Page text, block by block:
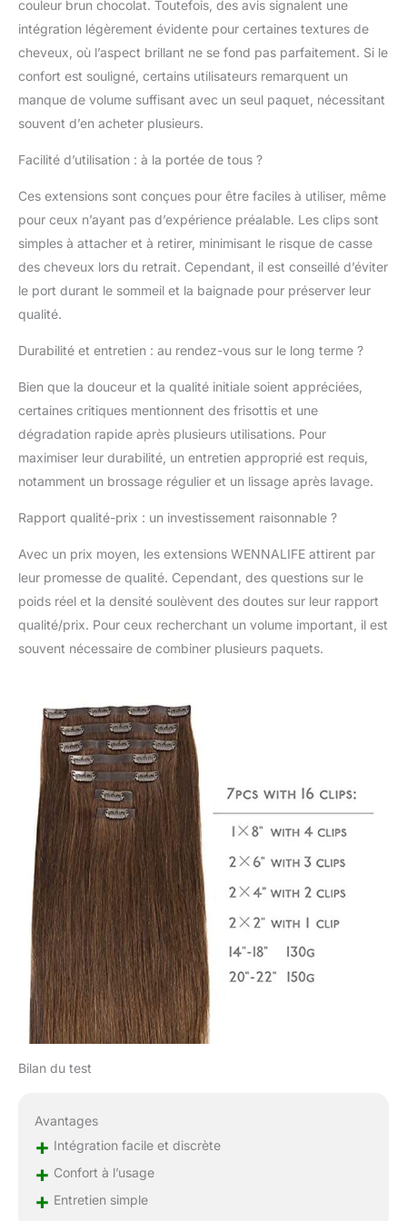
boucler, permanenter
ou colorer votre
extensions à clip sans
couture comme vos
【Pourquoi Extensions
à Clip Sans Couture】
couture sont conçues
en silicone qui se fond
avec vos cheveux
naturels. Elles offrent
une transition fluide et
sans démarcation
visible, ce qui donne un
silicone souple et
cheveux naturel sont
extrêmement
confortables. Elles se
fixent sans causer
d'inconfort ni
d'irritation du cuir
permettant de les
la journée. 【Durabilité
et Facilité
d'Utilisation】Les
extensions à clip sans
couture de
WENNALIFE sont
utiliser. Grâce à leur
construction solide,
elles résistent aux
manipulations
fréquentes et
conservent leur
apparence et leur
qualité d'origine sur le
long terme. De plus,
leur système de clips
discret permet une
mise en place et un
retrait rapides et
simples, vous
permettant de changer
de coiffure en un clin
d'œil. 【Spécifications
d’Extension à Clip Sans
extensions à clip sans
couleur brun chocolat. Toutefois, des avis signalent une
intégration légèrement évidente pour certaines textures de
cheveux, où l’aspect brillant ne se fond pas parfaitement. Si le
confort est souligné, certains utilisateurs remarquent un
manque de volume suffisant avec un seul paquet, nécessitant
souvent d’en acheter plusieurs.
Facilité d’utilisation : à la portée de tous ?
Ces extensions sont conçues pour être faciles à utiliser, même
pour ceux n’ayant pas d’expérience préalable. Les clips sont
simples à attacher et à retirer, minimisant le risque de casse
des cheveux lors du retrait. Cependant, il est conseillé d’éviter
le port durant le sommeil et la baignade pour préserver leur
qualité.
Durabilité et entretien : au rendez-vous sur le long terme ?
Bien que la douceur et la qualité initiale soient appréciées,
certaines critiques mentionnent des frisottis et une
dégradation rapide après plusieurs utilisations. Pour
maximiser leur durabilité, un entretien approprié est requis,
notamment un brossage régulier et un lissage après lavage.
Rapport qualité-prix : un investissement raisonnable ?
Avec un prix moyen, les extensions WENNALIFE attirent par
leur promesse de qualité. Cependant, des questions sur le
poids réel et la densité soulèvent des doutes sur leur rapport
qualité/prix. Pour ceux recherchant un volume important, il est
souvent nécessaire de combiner plusieurs paquets.
Bilan du test
Avantages
+ Intégration facile et discrète
+ Confort à l’usage
+ Entretien simple